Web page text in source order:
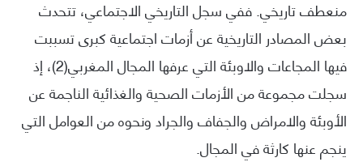
منعطف تاريخي. ففي سجل التاريخي الاجتماعي، تتحدث
بعض المصادر التاريخية عن أزمات اجتماعية كبرى تسببت
فيها المجاعات والاوبئة التي عرفها المجال المغربي(2)، إذ
سجلت مجموعة من الأزمات الصحية والغذائية الناجمة عن
الأوبئة والامراض والجفاف والجراد ونحوه من العوامل التي
ينجم عنها كارثة في المجال.